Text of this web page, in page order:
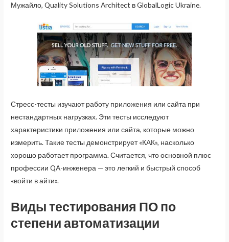
Мужайло, Quality Solutions Architect в GlobalLogic Ukraine.
Стресс-тесты изучают работу приложения или сайта при
нестандартных нагрузках. Эти тесты исследуют
характеристики приложения или сайта, которые можно
измерить. Такие тесты демонстрирует «КАК», насколько
хорошо работает программа. Считается, что основной плюс
профессии QA-инженера — это легкий и быстрый способ
«войти в айти».
Виды тестирования ПО по
степени автоматизации